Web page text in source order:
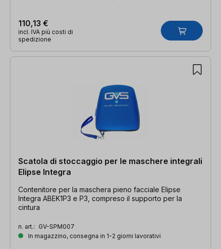
110,13 €
incl. IVA più costi di
spedizione
Scatola di stoccaggio per le maschere integrali
Elipse Integra
Contenitore per la maschera pieno facciale Elipse
Integra ABEK1P3 e P3, compreso il supporto per la
cintura
n. art.: GV-SPM007
In magazzino, consegna in 1-2 giorni lavorativi